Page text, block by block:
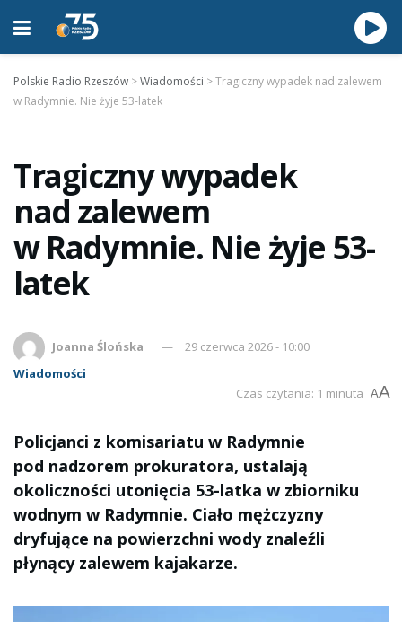
Polskie Radio Rzeszów >Wiadomości >Tragiczny wypadek nad zalewem
w Radymnie. Nie żyje 53-latek
Tragiczny wypadek
nad zalewem
w Radymnie. Nie żyje 53-
latek
Joanna Ślońska
29 czerwca 2026 - 10:00
Wiadomości
Czas czytania: 1 minuta AA
Policjanci z komisariatu w Radymnie
pod nadzorem prokuratora, ustalają
okoliczności utonięcia 53-latka w zbiorniku
wodnym w Radymnie. Ciało mężczyzny
dryfujące na powierzchni wody znaleźli
płynący zalewem kajakarze.